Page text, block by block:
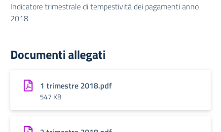
Indicatore trimestrale di tempestività dei pagamenti anno
2018
Documenti allegati
1 trimestre 2018.pdf
547 KB